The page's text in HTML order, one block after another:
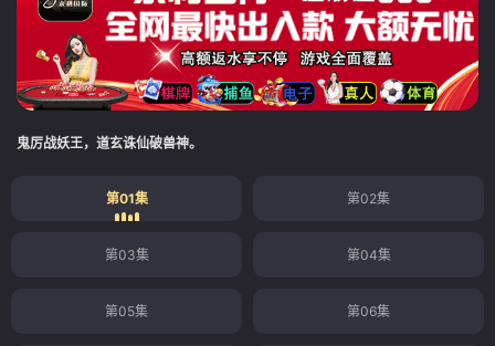
鬼厉战妖王，道玄诛仙破兽神。
第01集 第02集
第03集 第04集
第05集 第06集